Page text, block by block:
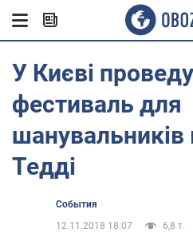
У Києві
фестиваль для
шанувальників
Тедді
События
12.11.2018 18:07
6,8 т.